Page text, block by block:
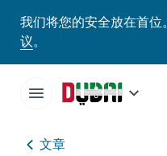
我们将您的安全放在首位。
议。
文章